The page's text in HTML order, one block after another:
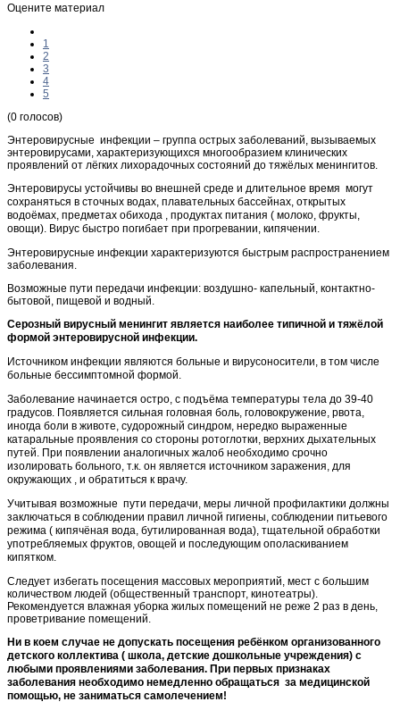
Оцените материал
1
2
3
4
5
(0 голосов)
Энтеровирусные инфекции – группа острых заболеваний, вызываемых
энтеровирусами, характеризующихся многообразием клинических
проявлений от лёгких лихорадочных состояний до тяжёлых менингитов.
Энтеровирусы устойчивы во внешней среде и длительное время могут
сохраняться в сточных водах, плавательных бассейнах, открытых
водоёмах, предметах обихода , продуктах питания ( молоко, фрукты,
овощи). Вирус быстро погибает при прогревании, кипячении.
Энтеровирусные инфекции характеризуются быстрым распространением
заболевания.
Возможные пути передачи инфекции: воздушно- капельный, контактно-
бытовой, пищевой и водный.
Серозный вирусный менингит является наиболее типичной и тяжёлой
формой энтеровирусной инфекции.
Источником инфекции являются больные и вирусоносители, в том числе
больные бессимптомной формой.
Заболевание начинается остро, с подъёма температуры тела до 39-40
градусов. Появляется сильная головная боль, головокружение, рвота,
иногда боли в животе, судорожный синдром, нередко выраженные
катаральные проявления со стороны ротоглотки, верхних дыхательных
путей. При появлении аналогичных жалоб необходимо срочно
изолировать больного, т.к. он является источником заражения, для
окружающих , и обратиться к врачу.
Учитывая возможные пути передачи, меры личной профилактики должны
заключаться в соблюдении правил личной гигиены, соблюдении питьевого
режима ( кипячёная вода, бутилированная вода), тщательной обработки
употребляемых фруктов, овощей и последующим ополаскиванием
кипятком.
Следует избегать посещения массовых мероприятий, мест с большим
количеством людей (общественный транспорт, кинотеатры).
Рекомендуется влажная уборка жилых помещений не реже 2 раз в день,
проветривание помещений.
Ни в коем случае не допускать посещения ребёнком организованного
детского коллектива ( школа, детские дошкольные учреждения) с
любыми проявлениями заболевания. При первых признаках
заболевания необходимо немедленно обращаться за медицинской
помощью, не заниматься самолечением!